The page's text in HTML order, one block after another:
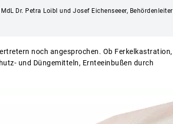
Dr. Petra Loibl und Josef Eichenseeer, Behördenleiter
noch angesprochen. Ob Ferkelkastration,
und Düngemitteln, Ernteeinbußen durch